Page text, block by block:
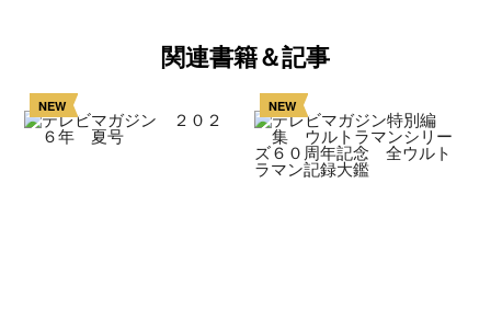
関連書籍＆記事
NEW NEW